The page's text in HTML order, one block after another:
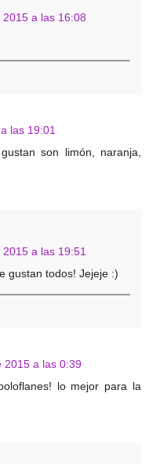
a las 16:08
las 19:01
son limón, naranja,
a las 19:51
gustan todos! Jejeje :)
2015 a las 0:39
lo mejor para la